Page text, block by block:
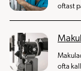
oftast
ofta